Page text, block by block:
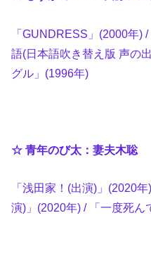
「GUNDRESS」(2000年)
語(日本語吹き替え版 声の
グル」(1996年)
☆ 青年のび太：妻夫木聡
「浅田家！(出演)」(2020
演)」(2020年) / 「一度死ん